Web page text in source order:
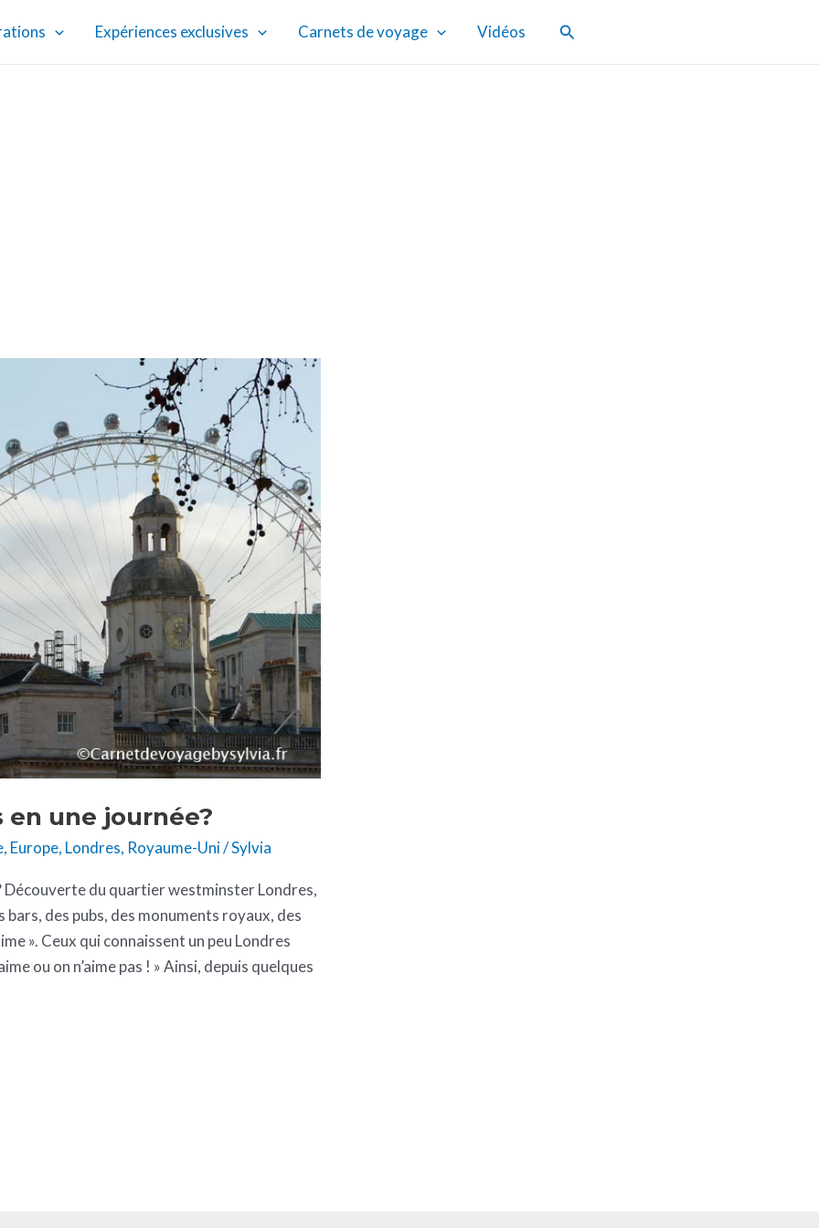
Expériences exclusives Carnets de voyage Vidéos Rechercher
en une journée?
, Europe, Londres, Royaume-Uni/Sylvia
Découverte du quartier westminster Londres,
bars, des pubs, des monuments royaux, des
». Ceux qui connaissent un peu Londres
ou on n’aime pas ! » Ainsi, depuis quelques